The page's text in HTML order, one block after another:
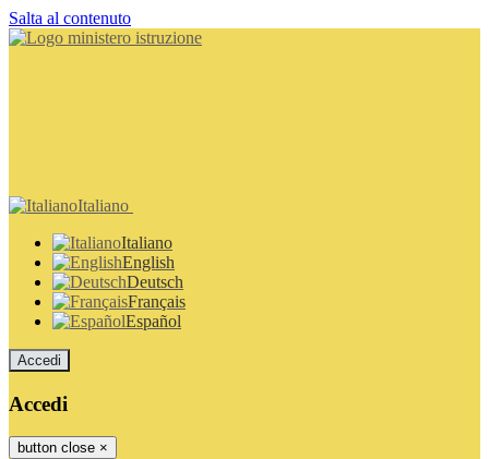
Salta al contenuto
Italiano
Italiano
English
Deutsch
Français
Español
Accedi
Accedi
button close ×